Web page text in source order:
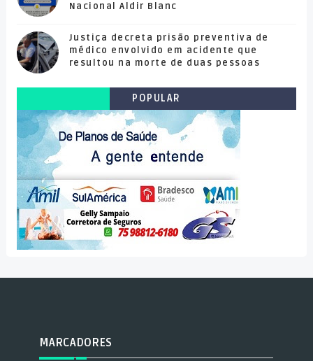
Nacional Aldir Blanc
Justiça decreta prisão preventiva de
médico envolvido em acidente que
resultou na morte de duas pessoas
POPULAR
MARCADORES